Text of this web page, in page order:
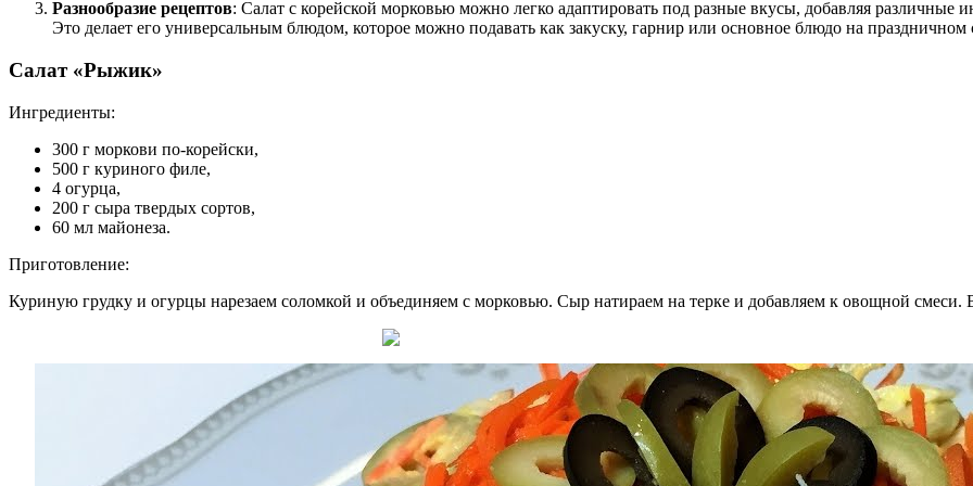
Разнообразие рецептов: Салат с корейской морковью можно легко адаптировать под разные вкусы, добавляя
Это делает его универсальным блюдом, которое можно подавать как закуску, гарнир или основное блюдо на праздничном
Салат «Рыжик»
Ингредиенты:
300 г моркови по-корейски,
500 г куриного филе,
4 огурца,
200 г сыра твердых сортов,
60 мл майонеза.
Приготовление:
Куриную грудку и огурцы нарезаем соломкой и объединяем с морковью. Сыр натираем на терке и добавляем к овощной смеси.